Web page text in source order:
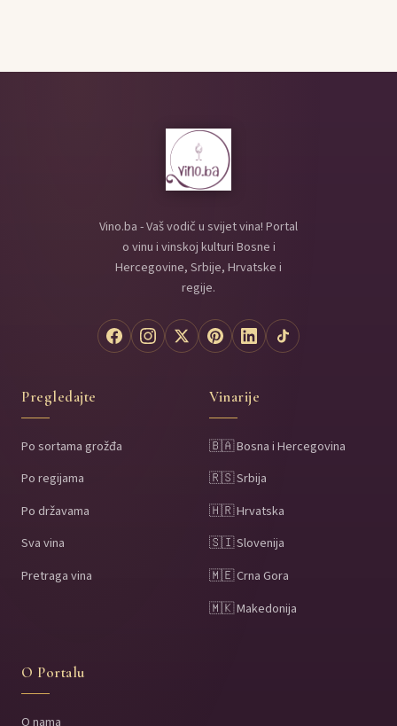
Vino.ba - Vaš vodič u svijet vina! Portal
o vinu i vinskoj kulturi Bosne i
Hercegovine, Srbije, Hrvatske i
regije.
Pregledajte
Po sortama grožđa
Po regijama
Po državama
Sva vina
Pretraga vina
Vinarije
🇧🇦 Bosna i Hercegovina
🇷🇸 Srbija
🇭🇷 Hrvatska
🇸🇮 Slovenija
🇲🇪 Crna Gora
🇲🇰 Makedonija
O Portalu
O nama